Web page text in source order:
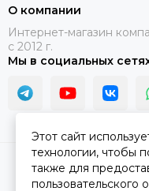
О компании
Интернет-магазин
с 2012 г.
Мы в социальных
2026 ©
Этот сайт
технологии, чтобы
также для
пользовательского